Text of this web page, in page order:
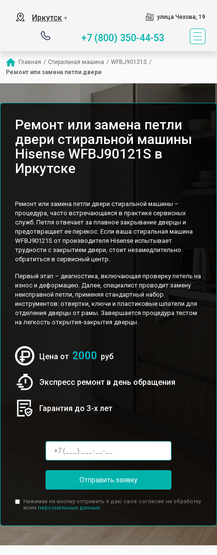
Иркутск ▼ улица Чехова, 19
+7 (800) 350-44-53
Главная / Стиральная машина / WFBJ90121S /
Ремонт или замена петли двери
Ремонт или замена петли
двери стиральной машины
Hisense WFBJ90121S в
Иркутске
Ремонт или замена петли двери стиральной машины –
процедура, часто встречающаяся в практике сервисных
служб. Петля отвечает за плавное закрывание дверцы и
предотвращает ее перекос. Если ваша стиральная машина
WFBJ90121S от производителя Hisense испытывает
трудности с закрытием двери, стоит незамедлительно
обратиться в сервисный центр.
Первый этап – диагностика, включающая проверку петель на
износ и деформацию. Далее, специалист проводит замену
неисправной петли, применяя стандартный набор
инструментов: отвертки, ключи и пластиковые шпатели для
отделения дверцы от рамы. Завершается процедура тестом
на легкость открытия-закрытия дверцы.
Цена от 2000 руб
Экспресс ремонт в день обращения
Гарантия до 3-х лет
Отправить заявку
Нажимая на кнопку отправить я даю свое согласие на обработку
моих персональных данных.